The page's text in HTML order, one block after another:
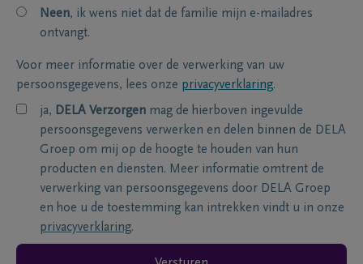
Neen, ik wens niet dat de familie mijn e-mailadres
ontvangt.
Voor meer informatie over de verwerking van uw
persoonsgegevens, lees onze privacyverklaring.
ja, DELA Verzorgen mag de hierboven ingevulde
persoonsgegevens verwerken en delen binnen de DELA
Groep om mij op de hoogte te houden van hun
producten en diensten. Meer informatie omtrent de
verwerking van persoonsgegevens door DELA Groep
en hoe u de toestemming kan intrekken vindt u in onze
privacyverklaring.